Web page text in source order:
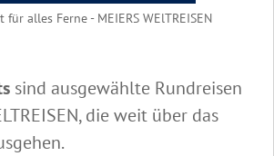
für alles Ferne - MEIERS WElTREISEN
sind ausgewählte Rundreisen
die weit über das